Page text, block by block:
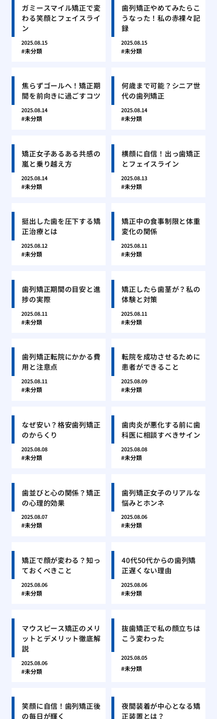
ガミースマイル矯正で変
わる笑顔とフェイスライ
ン
2025.08.15
未分類
歯列矯正やめてみたらこ
うなった！私の赤裸々記
録
2025.08.15
未分類
焦らずゴールへ！矯正期
間を前向きに過ごすコツ
2025.08.14
未分類
何歳まで可能？シニア世
代の歯列矯正
2025.08.14
未分類
矯正女子あるある共感の
嵐と乗り越え方
2025.08.14
未分類
横顔に自信！出っ歯矯正
とフェイスライン
2025.08.13
未分類
挺出した歯を圧下する矯
正治療とは
2025.08.12
未分類
矯正中の食事制限と体重
変化の関係
2025.08.11
未分類
歯列矯正期間の目安と進
捗の実際
2025.08.11
未分類
矯正したら歯茎が？私の
体験と対策
2025.08.11
未分類
歯列矯正転院にかかる費
用と注意点
2025.08.11
未分類
転院を成功させるために
患者ができること
2025.08.09
未分類
なぜ安い？格安歯列矯正
のからくり
2025.08.08
未分類
歯肉炎が悪化する前に歯
科医に相談すべきサイン
2025.08.08
未分類
歯並びと心の関係？矯正
の心理的効果
2025.08.07
未分類
歯列矯正女子のリアルな
悩みとホンネ
2025.08.06
未分類
矯正で顔が変わる？知っ
ておくべきこと
2025.08.06
未分類
40代50代からの歯列矯
正遅くない理由
2025.08.06
未分類
マウスピース矯正のメリ
ットとデメリット徹底解
説
2025.08.06
未分類
抜歯矯正で私の顔立ちは
こう変わった
2025.08.05
未分類
笑顔に自信！歯列矯正後
の毎日が輝く
夜間装着が中心となる矯
正装置とは？